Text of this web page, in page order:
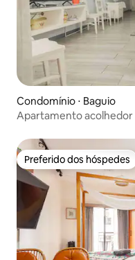
Condomínio ⋅ Baguio
Apartamento acolhedor
Preferido dos hóspedes
Preferido dos hóspedes